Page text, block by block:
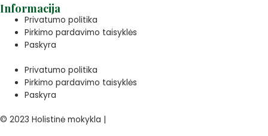
Informacija
Privatumo politika
Pirkimo pardavimo taisyklės
Paskyra
Privatumo politika
Pirkimo pardavimo taisyklės
Paskyra
© 2023 Holistinė mokykla |